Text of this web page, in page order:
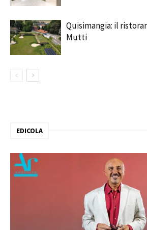
Quisimangia: il
Mutti
EDICOLA